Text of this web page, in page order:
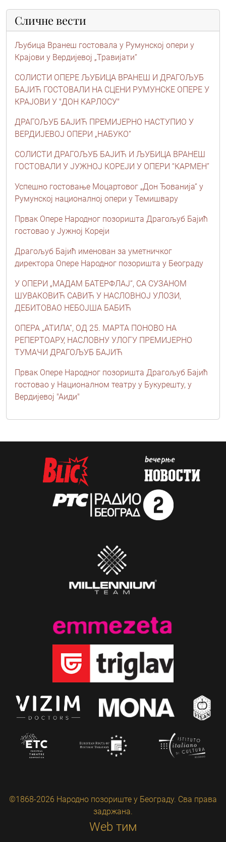
Сличне вести
Љубица Вранеш гостовала у Румунској опери у
Крајови у Вердијевој „Травијати“
СОЛИСТИ ОПЕРЕ ЉУБИЦА ВРАНЕШ И ДРАГОЉУБ
БАЈИЋ ГОСТОВАЛИ НА СЦЕНИ РУМУНСКЕ ОПЕРЕ У
КРАЈОВИ У "ДОН КАРЛОСУ"
ДРАГОЉУБ БАЈИЋ ПРЕМИЈЕРНО НАСТУПИО У
ВЕРДИЈЕВОЈ ОПЕРИ „НАБУКО“
СОЛИСТИ ДРАГОЉУБ БАЈИЋ И ЉУБИЦА ВРАНЕШ
ГОСТОВАЛИ У ЈУЖНОЈ КОРЕЈИ У ОПЕРИ “КАРМЕН”
Успешно гостовање Mоцартовог „Дон Ђованиja“ у
Румунској националној опери у Темишвару
Првак Опере Народног позоришта Драгољуб Бајић
гостовао у Јужној Кореји
Драгољуб Бајић именован за уметничког
директора Опере Народног позоришта у Београду
У ОПЕРИ „МАДАМ БАТЕРФЛАЈ“, СА СУЗАНОМ
ШУВАКОВИЋ САВИЋ У НАСЛОВНОЈ УЛОЗИ,
ДЕБИТОВАО НЕБОЈША БАБИЋ
ОПЕРА „АТИЛА“, ОД 25. МАРТА ПОНОВО НА
РЕПЕРТОАРУ, НАСЛОВНУ УЛОГУ ПРЕМИЈЕРНО
ТУМАЧИ ДРАГОЉУБ БАЈИЋ
Првак Опере Народног позоришта Драгољуб Бајић
гостовао у Националном театру у Букурешту, у
Вердијевој "Аиди"
©1868-2026 Народно позориште у Београду. Сва права
задржана.
Web тим